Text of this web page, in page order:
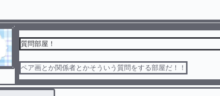
質問部屋！
ペア画とか関係者とかそういう質問をする部屋だ！！